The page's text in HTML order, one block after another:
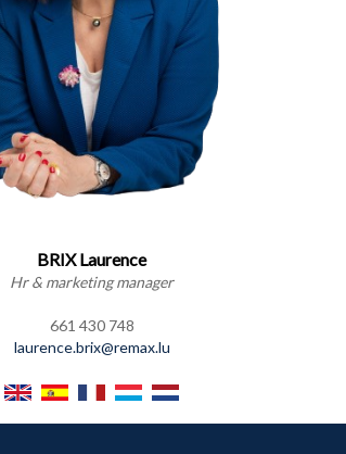
BRIX Laurence
Hr & marketing manager
661 430 748
laurence.brix@remax.lu